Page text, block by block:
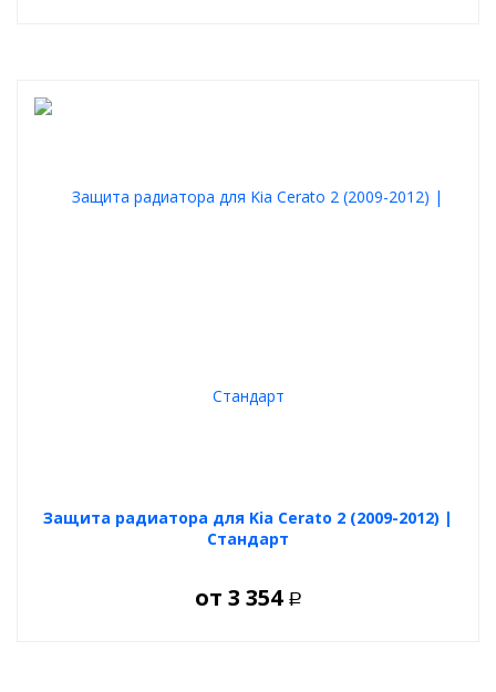
Защита радиатора для Kia Cerato 2 (2009-2012) |
Стандарт
от 3 354 Р